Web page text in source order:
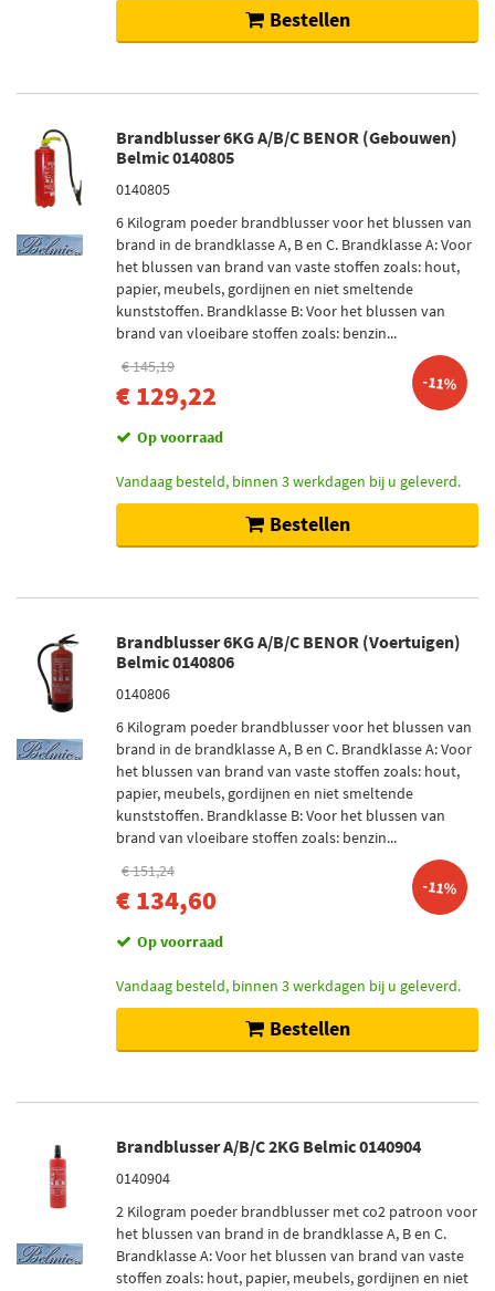
Bestellen
Brandblusser 6KG A/B/C BENOR (Gebouwen)
Belmic 0140805
0140805
6 Kilogram poeder brandblusser voor het blussen van
brand in de brandklasse A, B en C. Brandklasse A: Voor
het blussen van brand van vaste stoffen zoals: hout,
papier, meubels, gordijnen en niet smeltende
kunststoffen. Brandklasse B: Voor het blussen van
brand van vloeibare stoffen zoals: benzin...
€ 145,19
€ 129,22 -11%
Op voorraad
Vandaag besteld, binnen 3 werkdagen bij u geleverd.
Bestellen
Brandblusser 6KG A/B/C BENOR (Voertuigen)
Belmic 0140806
0140806
6 Kilogram poeder brandblusser voor het blussen van
brand in de brandklasse A, B en C. Brandklasse A: Voor
het blussen van brand van vaste stoffen zoals: hout,
papier, meubels, gordijnen en niet smeltende
kunststoffen. Brandklasse B: Voor het blussen van
brand van vloeibare stoffen zoals: benzin...
€ 151,24
€ 134,60 -11%
Op voorraad
Vandaag besteld, binnen 3 werkdagen bij u geleverd.
Bestellen
Brandblusser A/B/C 2KG Belmic 0140904
0140904
2 Kilogram poeder brandblusser met co2 patroon voor
het blussen van brand in de brandklasse A, B en C.
Brandklasse A: Voor het blussen van brand van vaste
stoffen zoals: hout, papier, meubels, gordijnen en niet